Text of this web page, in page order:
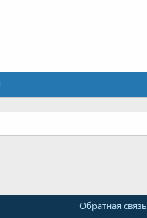
Обратная связь